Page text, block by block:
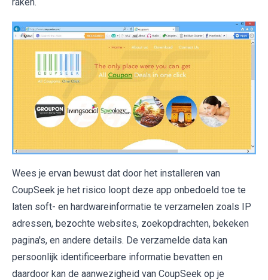
Wees je ervan bewust dat door het installeren van
CoupSeek je het risico loopt deze app onbedoeld toe te
laten soft- en hardwareinformatie te verzamelen zoals IP
adressen, bezochte websites, zoekopdrachten, bekeken
pagina's, en andere details. De verzamelde data kan
persoonlijk identificeerbare informatie bevatten en
daardoor kan de aanwezigheid van CoupSeek op je